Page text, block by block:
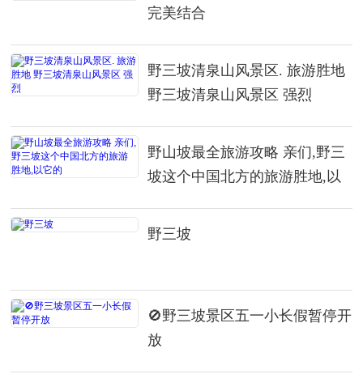
完美结合
野三坡清泉山风景区. 旅游胜地
野三坡清泉山风景区 强烈
野山坡最全旅游攻略 亲们,野三
坡这个中国北方的旅游胜地,以
野三坡
🚫野三坡景区五一小长假暂停开
放